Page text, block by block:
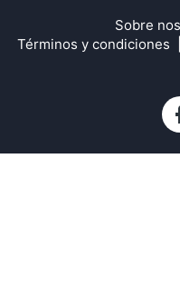
Sobre
Términos y condiciones